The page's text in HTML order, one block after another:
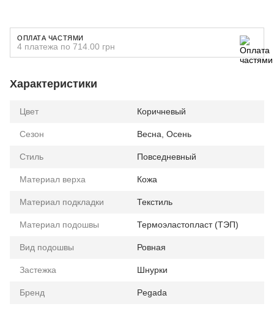
ОПЛАТА ЧАСТЯМИ
4 платежа по 714.00 грн
Характеристики
Цвет Коричневый
Сезон Весна, Осень
Стиль Повседневный
Материал верха Кожа
Материал подкладки Текстиль
Материал подошвы Термоэластопласт (ТЭП)
Вид подошвы Ровная
Застежка Шнурки
Бренд Pegada